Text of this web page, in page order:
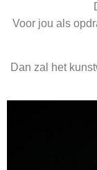
Voor jou als
Dan zal het